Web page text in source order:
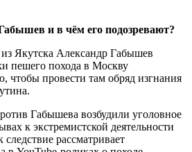
и в чём его подозревают?
Якутска Александр Габышев
пешего похода в Москву
чтобы провести там обряд изгнания
Габышева возбудили уголовное
к экстремистской деятельности
рассматривает